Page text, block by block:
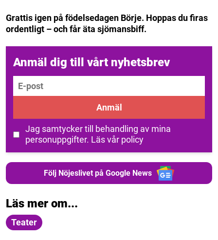
Grattis igen på födelsedagen Börje. Hoppas du firas
ordentligt – och får äta sjömansbiff.
Anmäl dig till vårt nyhetsbrev
E-post
Anmäl
Jag samtycker till behandling av mina
personuppgifter. Läs vår policy
Följ Nöjeslivet på Google News
Läs mer om...
Teater